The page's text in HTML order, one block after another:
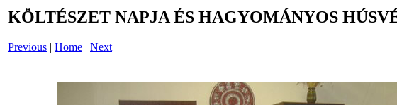
KÖLTÉSZET NAPJA ÉS HAGYOMÁNYOS
Previous | Home | Next